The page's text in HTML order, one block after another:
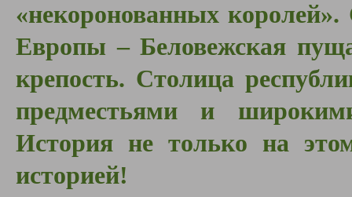
«некоронованных
Европы – Беловежская
крепость. Столица
предместьями и
История не только на
историей!